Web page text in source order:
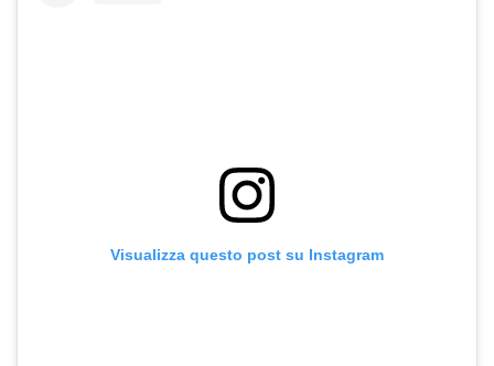
Visualizza questo post su Instagram